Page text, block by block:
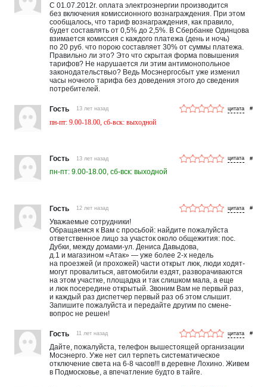
C 01.07.2012г. оплата электроэнергии производится
без включения комиссионного вознаграждения. При этом
сообщалось, что тариф вознаграждения, как правило,
будет составлять от 0,5% до 2,5%. В Сбербанке Одинцова
взимается комиссия с каждого платежа (день и ночь)
по 20 руб. что порою составляет 30% от суммы платежа.
Правильно ли это? Это что скрытая форма повышения
тарифов? Не нарушается ли этим антимонопольное
законодательствыо? Ведь Мосэнергосбыт уже изменил
часы ночного тарифа без доведения этого до сведения
потребителей.
Гость 13 лет назад #
пн-пт: 9.00-18.00, сб-вск: выходной
Гость 13 лет назад #
пн-пт: 9.00-18.00, сб-вск: выходной
Гость 12 лет назад #
Уважаемые сотрудники!
Обращаемся к Вам с просьбой: найдите пожалуйста
ответственное лицо за участок около общежития: пос.
Дубки, между домами-ул. Дениса Давыдова,
д.1 и магазином «Атак» — уже более 2-х недель
на проезжей (и прохожей) части открыт люк, люди ходят-
могут провалиться, автомобили ездят, разворачиваются
на этом участке, площадка и так слишком мала, а еще
и люк посередине открытый. Звоним Вам не первый раз,
и каждый раз диспетчер первый раз об этом слышит.
Запишите пожалуйста и передайте другим по смене-
вопрос не решен!
Гость 11 лет назад #
Дайте, пожалуйста, телефон вышестоящей организации
Мосэнерго. Уже нет сил терпеть систематическое
отключение света на 6-8 часов!!! в деревне Лохино. Живем
в Подмосковье, а впечатление будто в тайге.